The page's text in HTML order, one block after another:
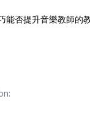
能否提升音樂教師的